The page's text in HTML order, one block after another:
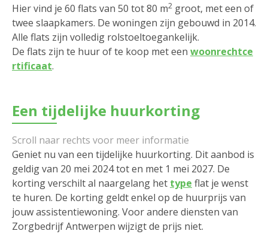
Hier vind je 60 flats van 50 tot 80 m2 groot, met een of
twee slaapkamers. De woningen zijn gebouwd in 2014.
Alle flats zijn volledig rolstoeltoegankelijk.
De flats zijn te huur of te koop met een woonrechtce
rtificaat.
Een tijdelijke huurkorting
Geniet nu van een tijdelijke huurkorting. Dit aanbod is
geldig van 20 mei 2024 tot en met 1 mei 2027. De
korting verschilt al naargelang het type flat je wenst
te huren. De korting geldt enkel op de huurprijs van
jouw assistentiewoning. Voor andere diensten van
Zorgbedrijf Antwerpen wijzigt de prijs niet.